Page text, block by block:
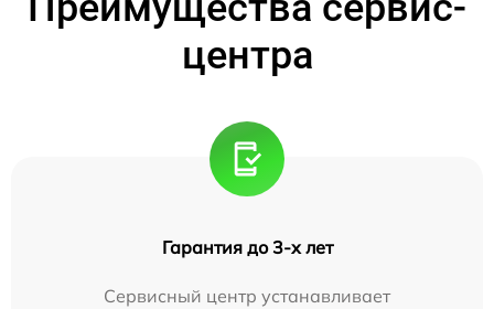
центра
Гарантия до 3-х лет
Сервисный центр устанавливает